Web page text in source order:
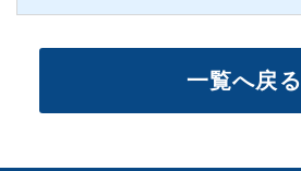
一覧へ戻る